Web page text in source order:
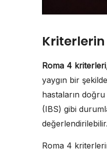
Roma 4 kriterleri
yaygın bir
hastaların
(IBS) gibi
değerlendirilebilir.
Roma 4